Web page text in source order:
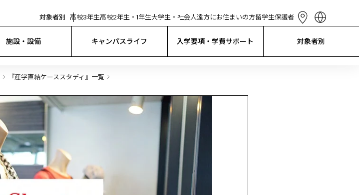
対象者別 高校3年生高校2年生・1年生大学生・社会人遠方にお住まいの方留学生保護者
简体中文
施設・設備 キャンパスライフ 入学要項・学費サポート 対象者別
『産学直結ケーススタディ』一覧